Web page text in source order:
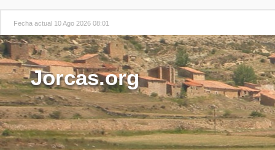
Fecha actual 10 Ago 2026 08:01
Jorcas.org